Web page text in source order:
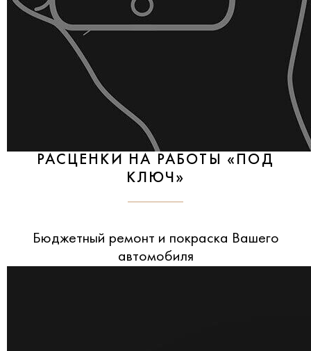
РАСЦЕНКИ НА РАБОТЫ «ПОД
КЛЮЧ»
Бюджетный ремонт и покраска Вашего
автомобиля